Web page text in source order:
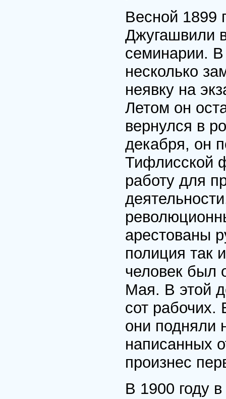
Весной 1899
Джугашвили
семинарии. В
несколько
неявку на
Летом он
вернулся в
декабря, он
Тифлисской
работу для
арестованы
полиция так
человек был
Мая. В этой
сот рабочих.
они подняли
написанных
произнес
В 1900 году